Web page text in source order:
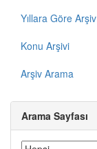
Yıllara Göre Arşiv
Konu Arşivi
Arşiv Arama
Arama Sayfası